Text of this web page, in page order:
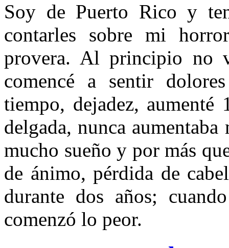
Soy de Puerto Rico y
contarles sobre mi
provera. Al principio no
comencé a sentir
tiempo, dejadez,
delgada, nunca
mucho sueño y por más
de ánimo, pérdida de
durante dos años;
comenzó lo peor.